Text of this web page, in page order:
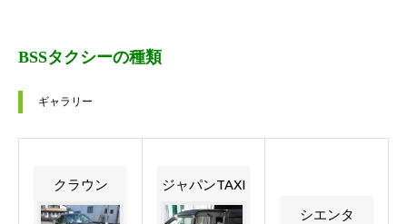
BSSタクシーの種類
ギャラリー
クラウン ジャパンTAXI
シエンタ